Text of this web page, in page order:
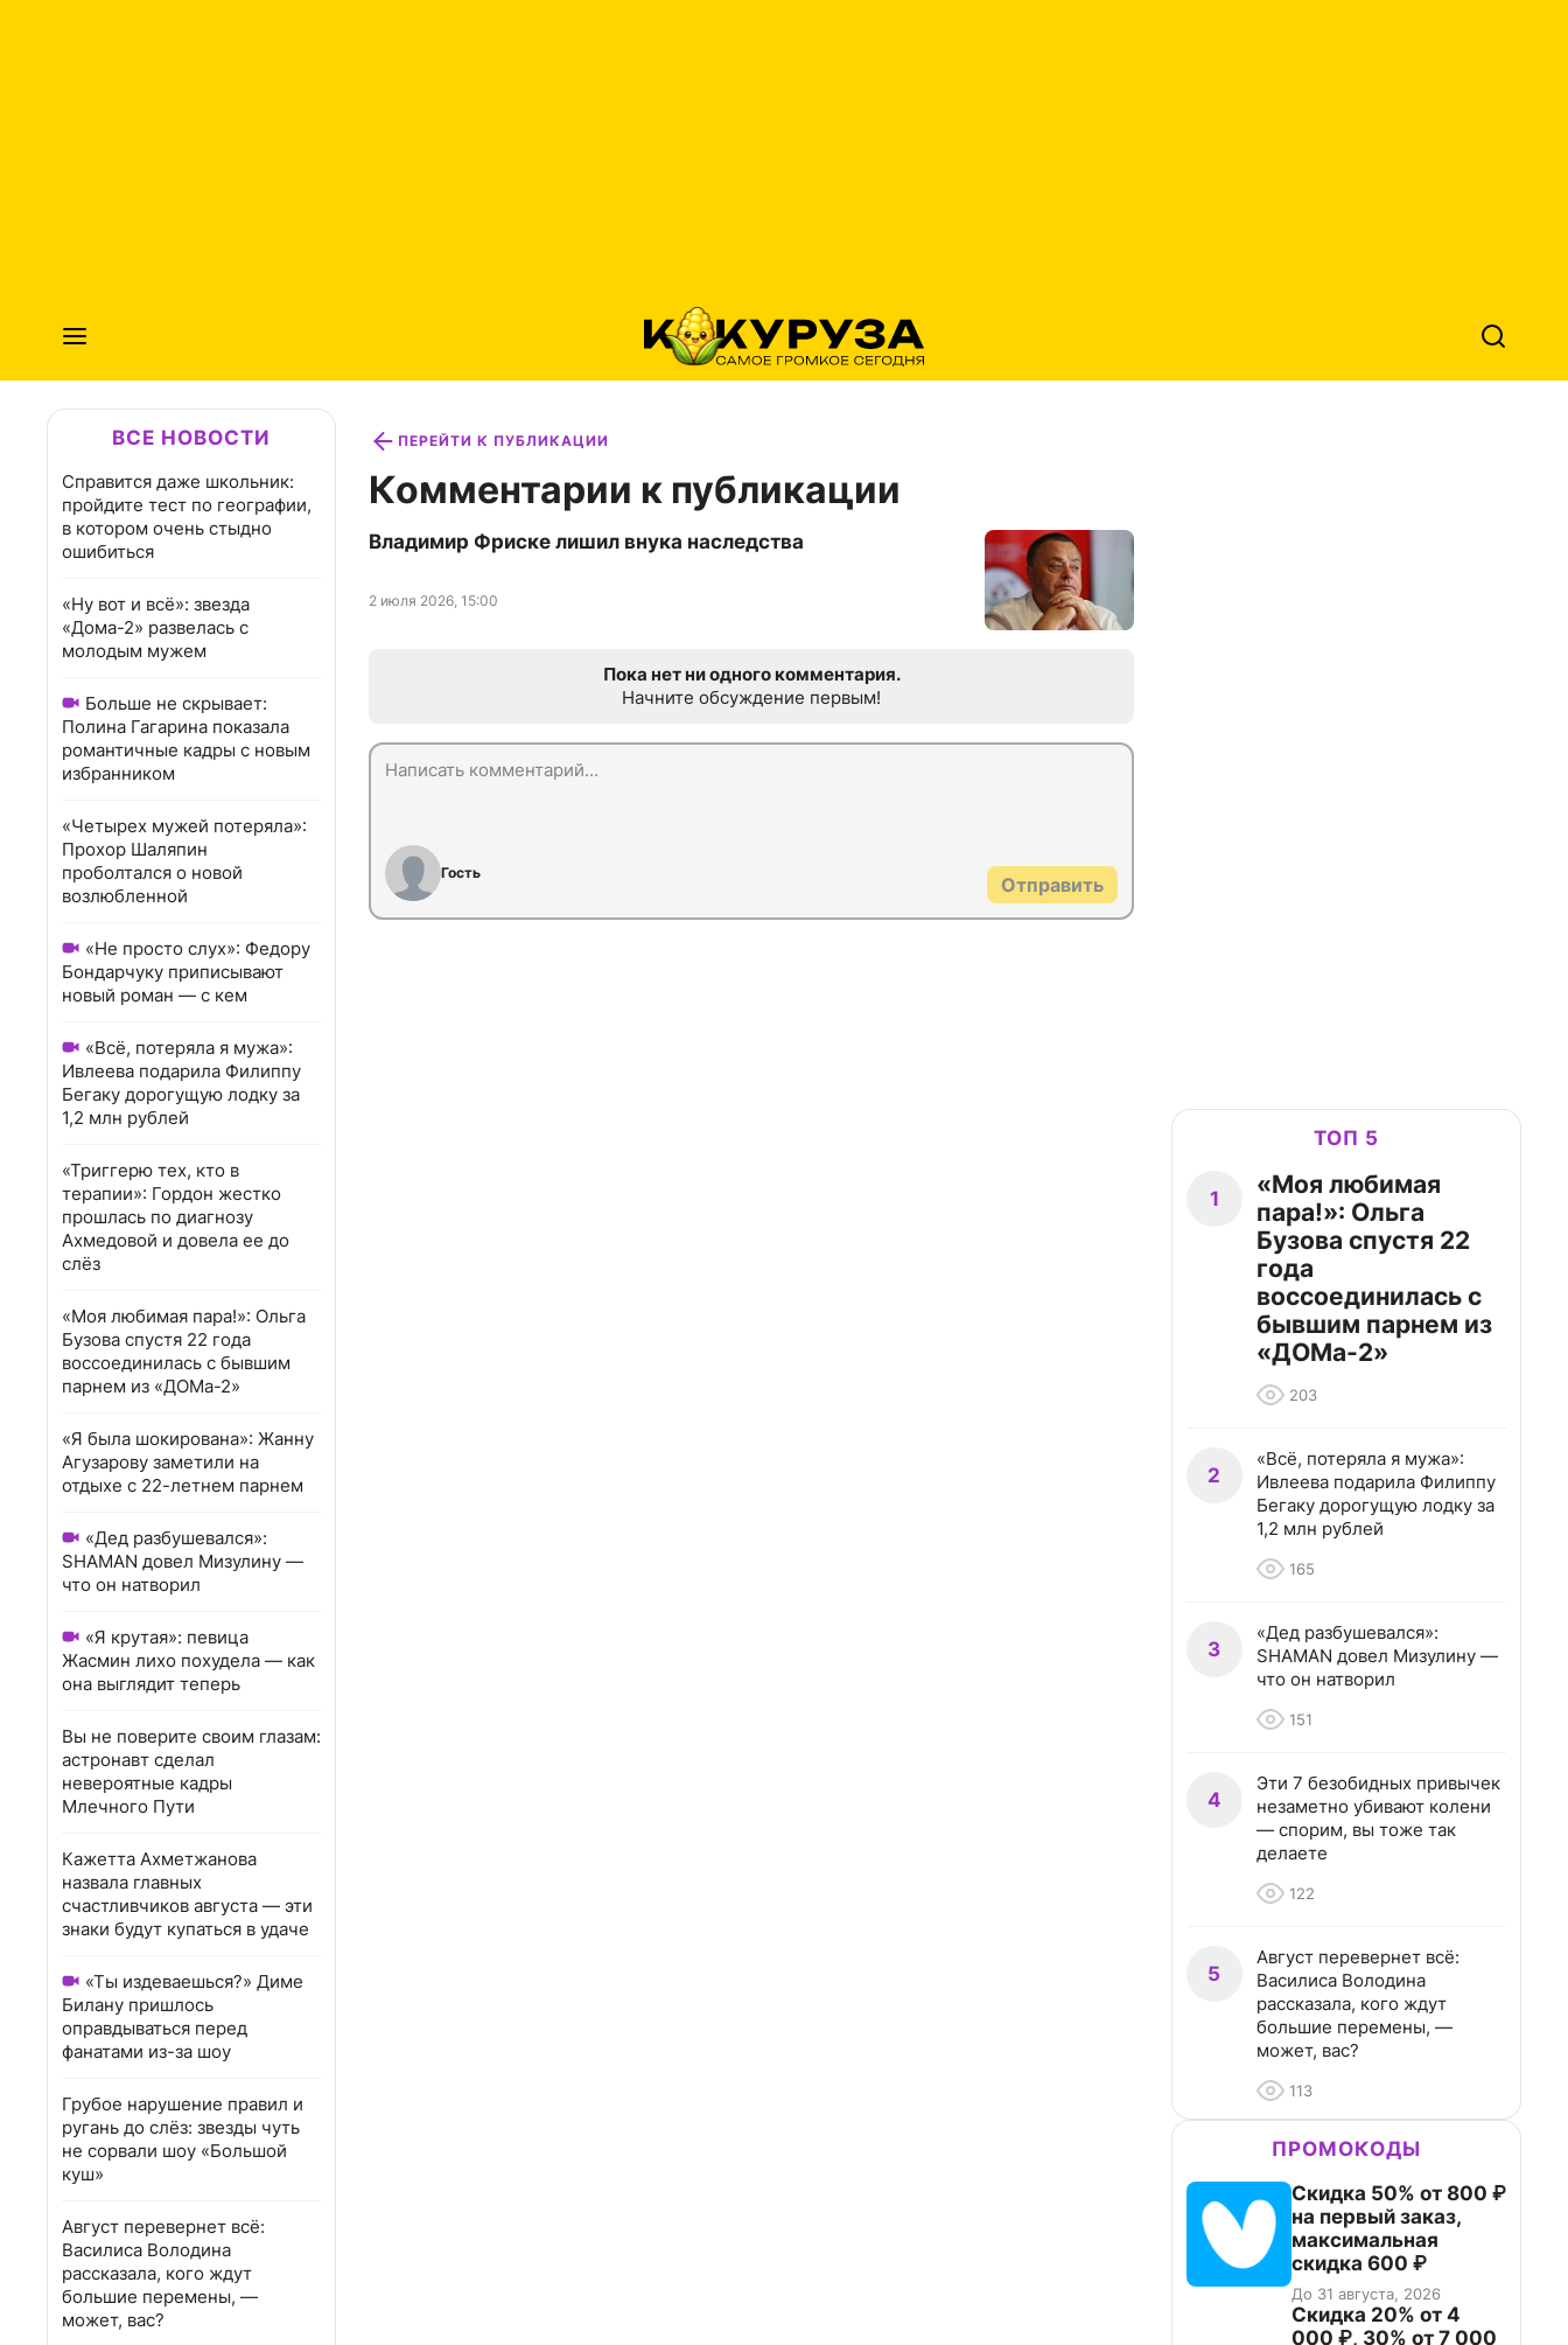
ВСЕ НОВОСТИ
Справится даже школьник:
пройдите тест по географии,
в котором очень стыдно
ошибиться
«Ну вот и всё»: звезда
«Дома-2» развелась с
молодым мужем
Больше не скрывает:
Полина Гагарина показала
романтичные кадры с новым
избранником
«Четырех мужей потеряла»:
Прохор Шаляпин
проболтался о новой
возлюбленной
«Не просто слух»: Федору
Бондарчуку приписывают
новый роман — с кем
«Всё, потеряла я мужа»:
Ивлеева подарила Филиппу
Бегаку дорогущую лодку за
1,2 млн рублей
«Триггерю тех, кто в
терапии»: Гордон жестко
прошлась по диагнозу
Ахмедовой и довела ее до
слёз
«Моя любимая пара!»: Ольга
Бузова спустя 22 года
воссоединилась с бывшим
парнем из «ДОМа-2»
«Я была шокирована»: Жанну
Агузарову заметили на
отдыхе с 22-летнем парнем
«Дед разбушевался»:
SHAMAN довел Мизулину —
что он натворил
«Я крутая»: певица
Жасмин лихо похудела — как
она выглядит теперь
Вы не поверите своим глазам:
астронавт сделал
невероятные кадры
Млечного Пути
Кажетта Ахметжанова
назвала главных
счастливчиков августа — эти
знаки будут купаться в удаче
«Ты издеваешься?» Диме
Билану пришлось
оправдываться перед
фанатами из-за шоу
Грубое нарушение правил и
ругань до слёз: звезды чуть
не сорвали шоу «Большой
куш»
Август перевернет всё:
Василиса Володина
рассказала, кого ждут
большие перемены, —
может, вас?
ПЕРЕЙТИ К ПУБЛИКАЦИИ
Комментарии к публикации
Владимир Фриске лишил внука наследства
2 июля 2026, 15:00
Пока нет ни одного комментария.
Начните обсуждение первым!
Гость
Отправить
ТОП 5
1
«Моя любимая
пара!»: Ольга
Бузова спустя 22
года
воссоединилась с
бывшим парнем из
«ДОМа-2»
203
2
«Всё, потеряла я мужа»:
Ивлеева подарила Филиппу
Бегаку дорогущую лодку за
1,2 млн рублей
165
3
«Дед разбушевался»:
SHAMAN довел Мизулину —
что он натворил
151
4
Эти 7 безобидных привычек
незаметно убивают колени
— спорим, вы тоже так
делаете
122
5
Август перевернет всё:
Василиса Володина
рассказала, кого ждут
большие перемены, —
может, вас?
113
ПРОМОКОДЫ
Скидка 50% от 800 ₽
на первый заказ,
максимальная
скидка 600 ₽
До 31 августа, 2026
Скидка 20% от 4
000 ₽, 30% от 7 000